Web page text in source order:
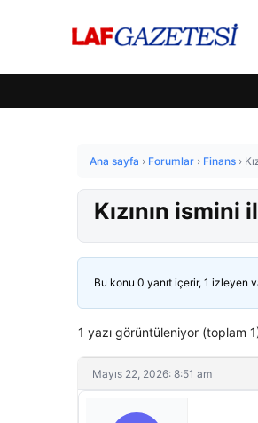
Ana sayfa › Forumlar › Finans ›
Kızının ismini
Bu konu 0 yanıt içerir, 1 izleyen
1 yazı görüntüleniyor (toplam
Mayıs 22, 2026: 8:51 am